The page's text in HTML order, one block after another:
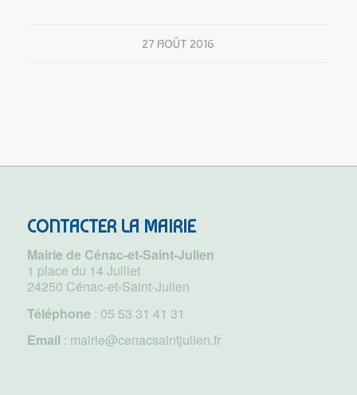
27 AOÛT 2016
CONTACTER LA MAIRIE
Mairie de Cénac-et-Saint-Julien
1 place du 14 Juillet
24250 Cénac-et-Saint-Julien
Téléphone : 05 53 31 41 31
Email : mairie@cenacsaintjulien.fr